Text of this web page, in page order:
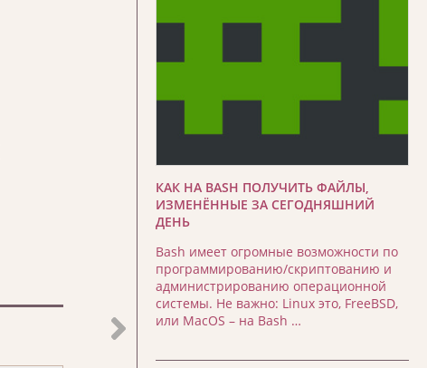
КАК НА BASH ПОЛУЧИТЬ ФАЙЛЫ,
ИЗМЕНЁННЫЕ ЗА СЕГОДНЯШНИЙ
ДЕНЬ
Bash имеет огромные возможности по
программированию/скриптованию и
администрированию операционной
системы. Не важно: Linux это, FreeBSD,
или MacOS – на Bash …